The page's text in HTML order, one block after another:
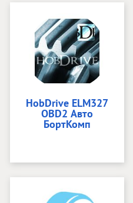
HobDrive ELM327
OBD2 Авто
БортКомп